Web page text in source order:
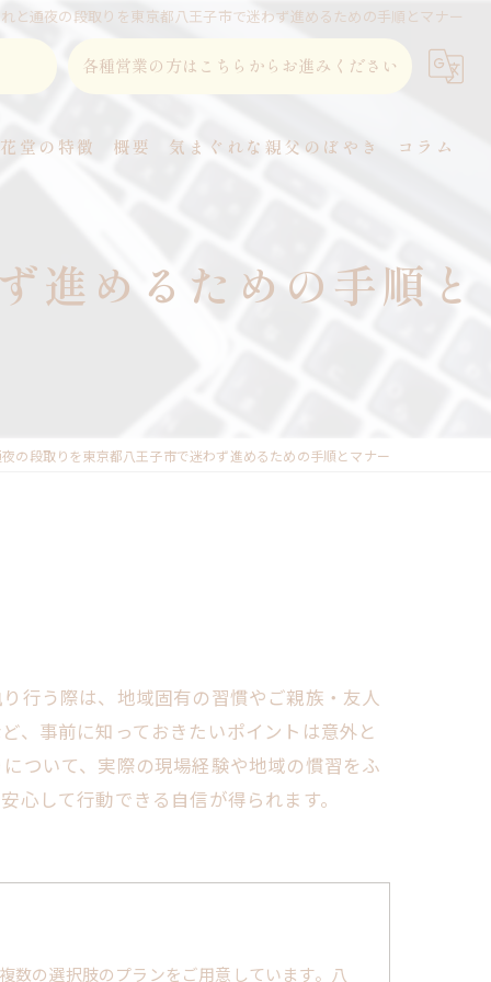
と通夜の段取りを東京都八王子市で迷わず進めるための手順とマナー
各種営業の方はこちらからお進みください
堂の特徴
家族葬
概要 気まぐれな親父のぼやき コラム
進めるための手順と
の段取りを東京都八王子市で迷わず進めるための手順とマナー
行う際は、地域固有の習慣やご親族・友人
、事前に知っておきたいポイントは意外と
ついて、実際の現場経験や地域の慣習をふ
して行動できる自信が得られます。
数の選択肢のプランをご用意しています。八